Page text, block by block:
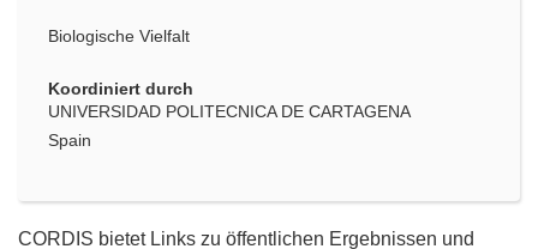
Biologische Vielfalt
Koordiniert durch
UNIVERSIDAD POLITECNICA DE CARTAGENA
Spain
CORDIS bietet Links zu öffentlichen Ergebnissen und